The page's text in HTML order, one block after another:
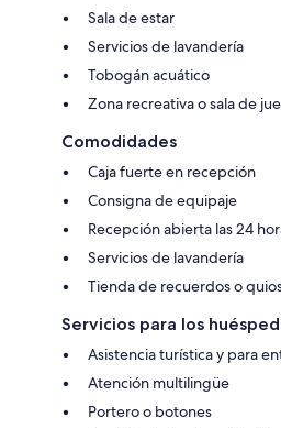
Sala de estar
Servicios de lavandería
Tobogán acuático
Zona recreativa o sala de
Comodidades
Caja fuerte en recepción
Consigna de equipaje
Recepción abierta las 24
Servicios de lavandería
Tienda de recuerdos o
Servicios para los
Asistencia turística y para
Atención multilingüe
Portero o botones